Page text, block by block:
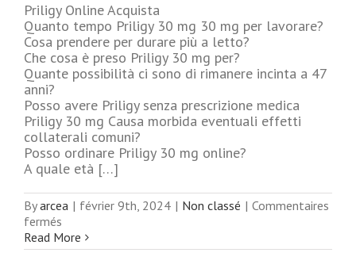
Priligy Online Acquista
Quanto tempo Priligy 30 mg 30 mg per lavorare?
Cosa prendere per durare più a letto?
Che cosa è preso Priligy 30 mg per?
Quante possibilità ci sono di rimanere incinta a 47
anni?
Posso avere Priligy senza prescrizione medica
Priligy 30 mg Causa morbida eventuali effetti
collaterali comuni?
Posso ordinare Priligy 30 mg online?
A quale età […]
Byarcea | février 9th, 2024 | Non classé | Commentaires
fermés
Comprare
Dapoxetine
Read More